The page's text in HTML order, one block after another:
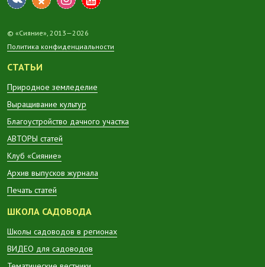
© «Сияние», 2013—2026
Политика конфиденциальности
СТАТЬИ
Природное земледелие
Выращивание культур
Благоустройство дачного участка
АВТОРЫ статей
Клуб «Сияние»
Архив выпусков журнала
Печать статей
ШКОЛА САДОВОДА
Школы садоводов в регионах
ВИДЕО для садоводов